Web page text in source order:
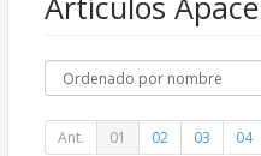
Ant. 01 02 03 04